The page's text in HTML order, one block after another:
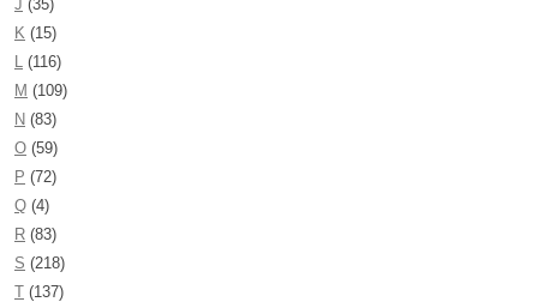
J (35)
K (15)
L (116)
M (109)
N (83)
O (59)
P (72)
Q (4)
R (83)
S (218)
T (137)